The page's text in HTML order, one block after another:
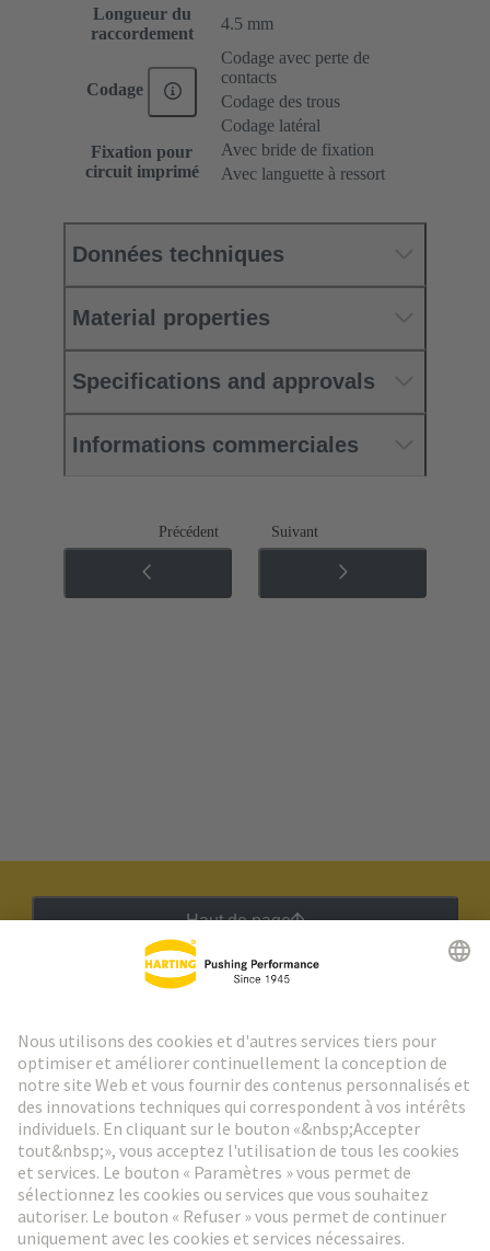
Longueur du
raccordement
4.5 mm
Codage
Codage avec perte de
contacts
Codage des trous
Codage latéral
Fixation pour
circuit imprimé
Avec bride de fixation
Avec languette à ressort
Données techniques
Material properties
Specifications and approvals
Informations commerciales
Précédent Suivant
Haut de page
Aller à l'inscription
Social Media